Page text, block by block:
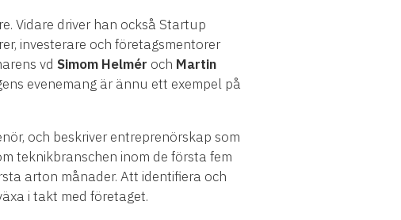
Vidare driver han också Startup
investerare och företagsmentorer
vd Simom Helmér och Martin
evenemang är ännu ett exempel på
och beskriver entreprenörskap som
teknikbranschen inom de första fem
arton månader. Att identifiera och
i takt med företaget.